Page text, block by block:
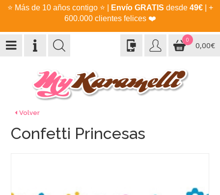
⭐ Más de 10 años contigo ⭐ Envío GRATIS desde 49€| +
600.000 clientes felices ❤️
0
0,00€
Volver
Confetti Princesas